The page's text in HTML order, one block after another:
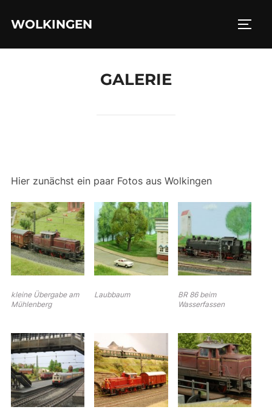
Inhalten
WOLKINGEN
GALERIE
Hier zunächst ein paar Fotos aus Wolkingen
kleine Übergabe am
Mühlenberg
Laubbaum
BR 86 beim
Wasserfassen